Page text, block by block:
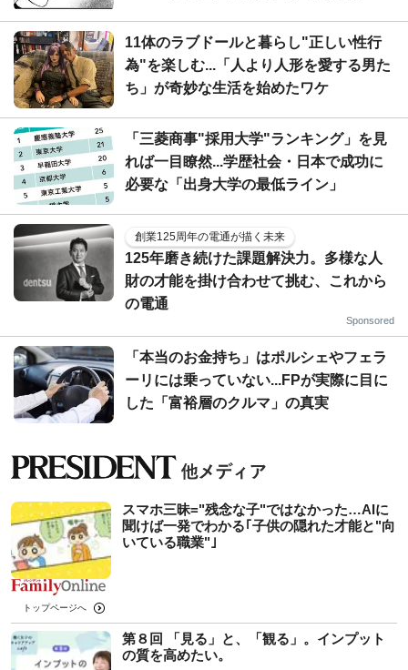
11体のラブドールと暮らし"正しい性行
為"を楽しむ...「人より人形を愛する男た
ち」が奇妙な生活を始めたワケ
「三菱商事"採用大学"ランキング」を見
れば一目瞭然...学歴社会・日本で成功に
必要な「出身大学の最低ライン」
創業125周年の電通が描く未来
125年磨き続けた課題解決力。多様な人
財の才能を掛け合わせて挑む、これから
の電通
Sponsored
「本当のお金持ち」はポルシェやフェラ
ーリには乗っていない...FPが実際に目に
した「富裕層のクルマ」の真実
スマホ三昧="残念な子"ではなかった…AIに
聞けば一発でわかる｢子供の隠れた才能と"向
いている職業"｣
トップページへ
第８回 「見る」と、「観る」。インプット
の質を高めたい。